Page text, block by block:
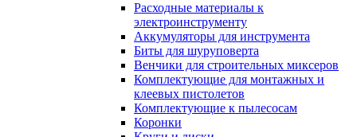
Расходные материалы к
электроинструменту
Аккумуляторы для инструмента
Биты для шуруповерта
Венчики для строительных миксеров
Комплектующие для монтажных и
клеевых пистолетов
Комплектующие к пылесосам
Коронки